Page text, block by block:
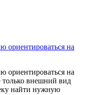
ориентироваться на
ориентироваться на
внешний вид
найти нужную